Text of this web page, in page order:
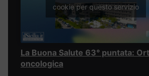
cookie per questo servizio
La Buona Salute 63° puntata:
oncologica